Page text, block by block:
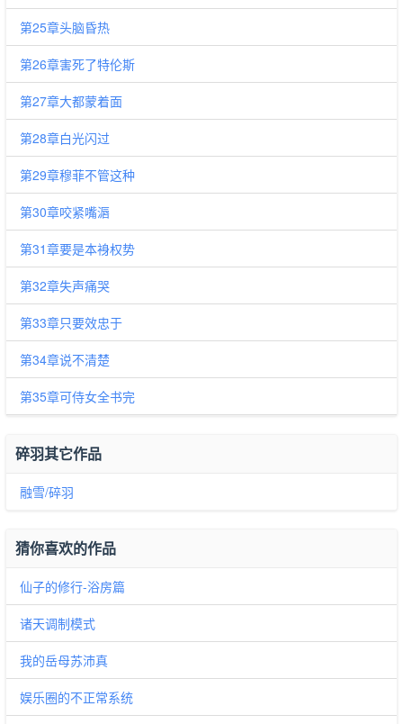
第25章头脑昏热
第26章害死了特伦斯
第27章大都蒙着面
第28章白光闪过
第29章穆菲不管这种
第30章咬紧嘴滣
第31章要是本裑权势
第32章失声痛哭
第33章只要效忠于
第34章说不清楚
第35章可侍女全书完
碎羽其它作品
融雪/碎羽
猜你喜欢的作品
仙子的修行-浴房篇
诸天调制模式
我的岳母苏沛真
娱乐圈的不正常系统